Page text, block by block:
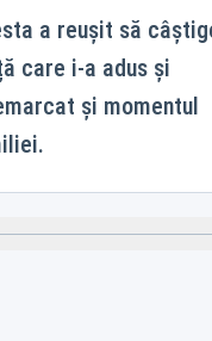
a reușit să
care i-a adus și
și momentul